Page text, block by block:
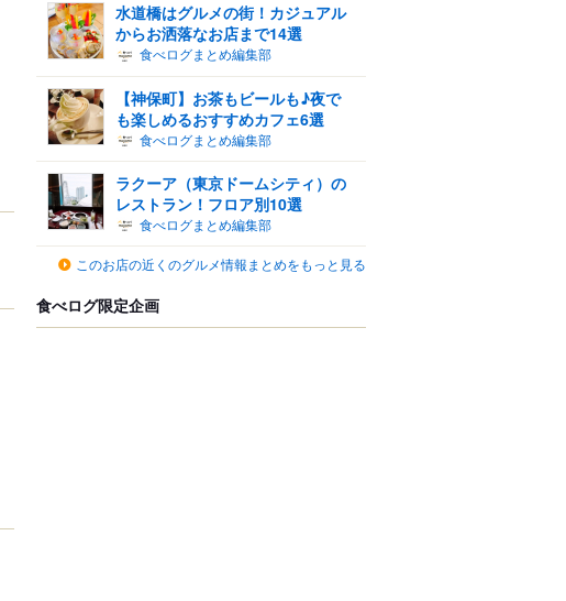
水道橋はグルメの街！カジュアル
からお洒落なお店まで14選
食べログまとめ編集部
【神保町】お茶もビールも♪夜で
も楽しめるおすすめカフェ6選
食べログまとめ編集部
ラクーア（東京ドームシティ）の
レストラン！フロア別10選
食べログまとめ編集部
このお店の近くのグルメ情報まとめをもっと見る
食べログ限定企画